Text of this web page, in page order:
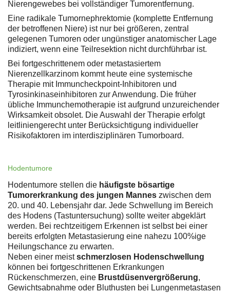
Nierengewebes bei vollständiger Tumorentfernung.
Eine radikale Tumornephrektomie (komplette Entfernung
der betroffenen Niere) ist nur bei größeren, zentral
gelegenen Tumoren oder ungünstiger anatomischer Lage
indiziert, wenn eine Teilresektion nicht durchführbar ist.
Bei fortgeschrittenem oder metastasiertem
Nierenzellkarzinom kommt heute eine systemische
Therapie mit Immuncheckpoint-Inhibitoren und
Tyrosinkinaseinhibitoren zur Anwendung. Die früher
übliche Immunchemotherapie ist aufgrund unzureichender
Wirksamkeit obsolet. Die Auswahl der Therapie erfolgt
leitliniengerecht unter Berücksichtigung individueller
Risikofaktoren im interdisziplinären Tumorboard.
Hodentumore
Hodentumore stellen die häufigste bösartige
Tumorerkrankung des jungen Mannes zwischen dem
20. und 40. Lebensjahr dar. Jede Schwellung im Bereich
des Hodens (Tastuntersuchung) sollte weiter abgeklärt
werden. Bei rechtzeitigem Erkennen ist selbst bei einer
bereits erfolgten Metastasierung eine nahezu 100%ige
Heilungschance zu erwarten.
Neben einer meistschmerzlosen Hodenschwellung
können bei fortgeschrittenen Erkrankungen
Rückenschmerzen, eine Brustdüsenvergrößerung,
Gewichtsabnahme oder Bluthusten bei Lungenmetastasen